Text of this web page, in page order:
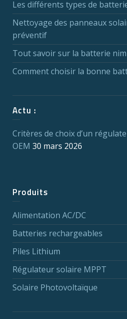
Les différents types de
Nettoyage des panneaux
préventif
Tout savoir sur la batterie
Comment choisir la bonne
Actu :
Critères de choix d’un
OEM 30 mars 2026
Produits
Alimentation AC/DC
Batteries rechargeables
Piles Lithium
Régulateur solaire MPPT
Solaire Photovoltaïque